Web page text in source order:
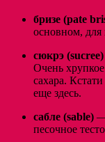
бризе (pate
основном, для
сюкрэ (sucree)
Очень хрупкое
сахара.
еще здесь.
сабле (sable) —
песочное